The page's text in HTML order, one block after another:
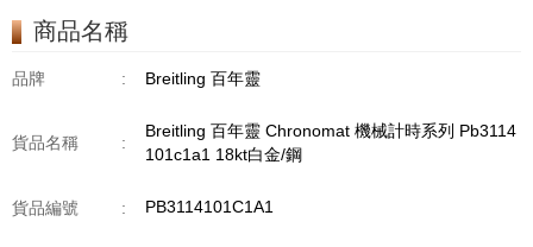
商品名稱
品牌 : Breitling 百年靈
貨品名稱 :
Breitling 百年靈 Chronomat 機械計時系列 Pb3114
101c1a1 18kt白金/鋼
貨品編號 : PB3114101C1A1